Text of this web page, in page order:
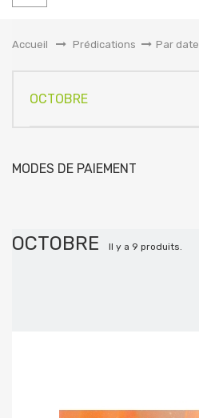
Accueil
&gt;Prédications > Par date
OCTOBRE
MODES DE PAIEMENT
OCTOBRE Il y a 9 produits.